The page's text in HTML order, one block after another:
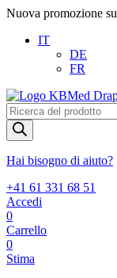
Nuova promozione
IT
DE
FR
Products
search
Hai bisogno di aiuto?
+41 61 331 68 51
Accedi
0
Carrello
0
Stima